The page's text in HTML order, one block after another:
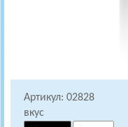
Артикул: 02828
вкус